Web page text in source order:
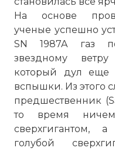
На основе
ученые успешно
SN 1987A газ
звездному ветру
который дул еще
вспышки. Из этого
предшественник
то время
сверхгигантом,
голубой